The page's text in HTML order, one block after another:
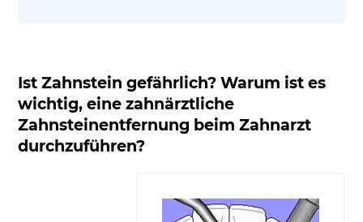
Ist Zahnstein gefährlich? Warum ist es
wichtig, eine zahnärztliche
Zahnsteinentfernung beim Zahnarzt
durchzuführen?